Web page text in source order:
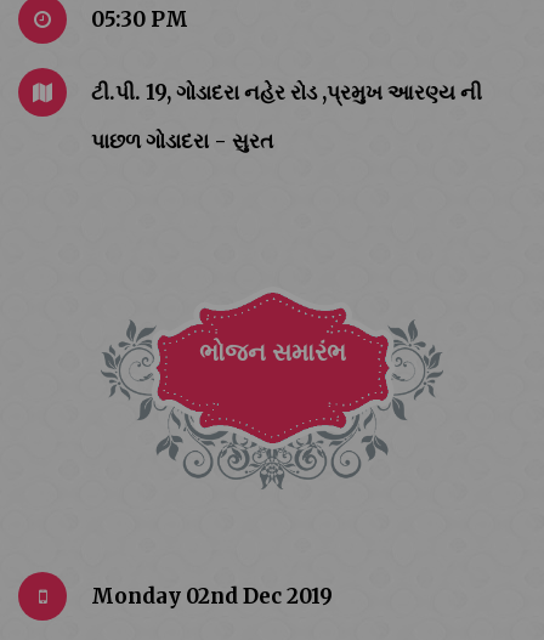
05:30 PM
ટી.પી. 19, ગોડાદરા નહેર રોડ ,પ્રમુખ આરણ્ય ની
પાછળ ગોડાદરા - સુરત
ભોજન સમારંભ
Monday 02nd Dec 2019